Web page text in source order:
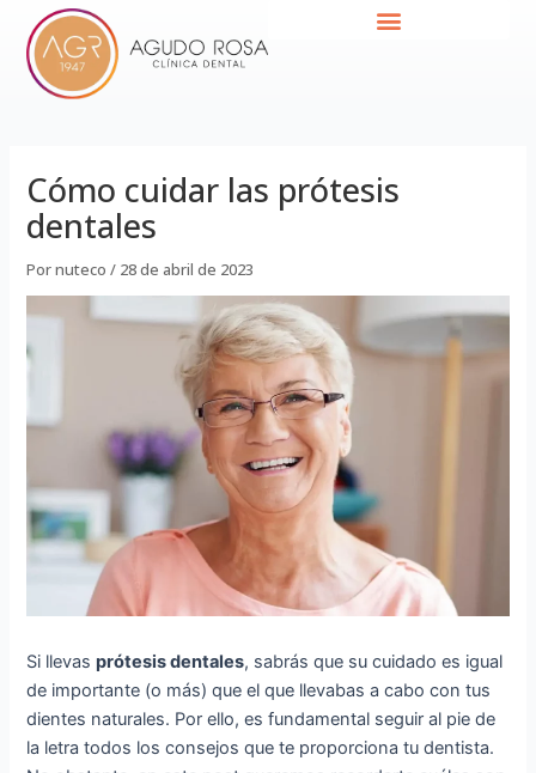
contenido
Cómo cuidar las prótesis
dentales
Pornuteco/ 28 de abril de 2023
Si llevasprótesis dentales, sabrás que su cuidado es igual
de importante (o más) que el que llevabas a cabo con tus
dientes naturales. Por ello, es fundamental seguir al pie de
la letra todos los consejos que te proporciona tu dentista.
Navegación
de
entradas